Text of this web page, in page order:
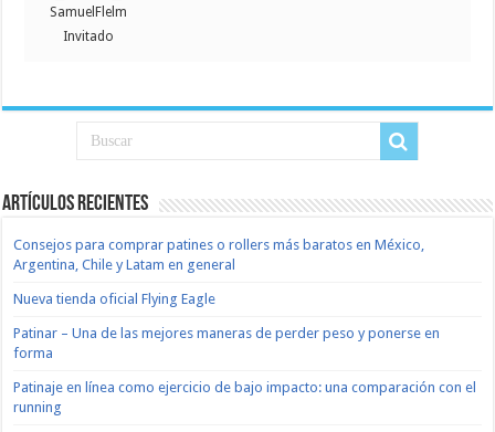
SamuelFlelm
Invitado
Artículos recientes
Consejos para comprar patines o rollers más baratos en México,
Argentina, Chile y Latam en general
Nueva tienda oficial Flying Eagle
Patinar – Una de las mejores maneras de perder peso y ponerse en
forma
Patinaje en línea como ejercicio de bajo impacto: una comparación con el
running